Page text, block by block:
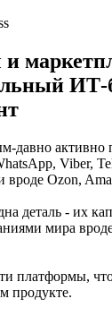
ИТ-
активно
Viber,
вроде Ozon,
деталь - их
мира
платформы,
продукте.